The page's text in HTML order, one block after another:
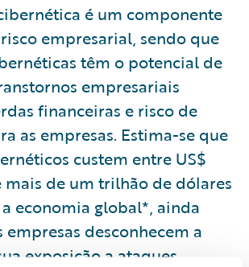
é um componente
empresarial, sendo que
têm o potencial de
empresariais
financeiras e risco de
as empresas. Estima-se que
custem entre US$
mais de um trilhão de dólares
economia global*, ainda
empresas desconhecem a
exposição a ataques